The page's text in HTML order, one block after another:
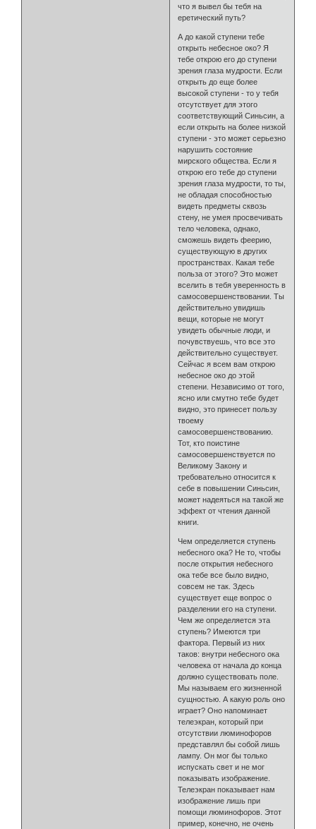
что я вывел бы тебя на
еретический путь?
А до какой ступени тебе
открыть небесное око? Я
тебе открою его до ступени
зрения глаза мудрости. Если
открыть до еще более
высокой ступени - то у тебя
отсутствует для этого
соответствующий Cиньсин, а
если открыть на более низкой
ступени - это может серьезно
нарушить состояние
мирского общества. Если я
открою его тебе до ступени
зрения глаза мудрости, то ты,
не обладая способностью
видеть предметы сквозь
стену, не умея просвечивать
тело человека, однако,
сможешь видеть феерию,
существующую в других
пространствах. Какая тебе
польза от этого? Это может
вселить в тебя уверенность в
самосовершенствовании. Ты
действительно увидишь
вещи, которые не могут
увидеть обычные люди, и
почувствуешь, что все это
действительно существует.
Сейчас я всем вам открою
небесное око до этой
степени. Независимо от того,
ясно или смутно тебе будет
видно, это принесет пользу
твоему
самосовершенствованию.
Тот, кто поистине
самосовершенствуется по
Великому Закону и
требовательно относится к
себе в повышении Cиньсин,
может надеяться на такой же
эффект от чтения данной
книги.
Чем определяется ступень
небесного ока? Не то, чтобы
после открытия небесного
ока тебе все было видно,
совсем не так. Здесь
существует еще вопрос о
разделении его на ступени.
Чем же определяется эта
ступень? Имеются три
фактора. Первый из них
таков: внутри небесного ока
человека от начала до конца
должно существовать поле.
Мы называем его жизненной
сущностью. А какую роль оно
играет? Оно напоминает
телеэкран, который при
отсутствии люминофоров
представлял бы собой лишь
лампу. Он мог бы только
испускать свет и не мог
показывать изображение.
Телеэкран показывает нам
изображение лишь при
помощи люминофоров. Этот
пример, конечно, не очень